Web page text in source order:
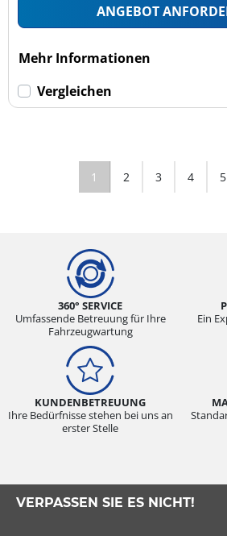
ANGEBOT
Mehr Informationen
Vergleichen
1 2 3 4 5
360° SERVICE
Umfassende Betreuung für Ihre
Fahrzeugwartung
Ein
KUNDENBETREUUNG
Ihre Bedürfnisse stehen bei uns an
erster Stelle
VERPASSEN SIE ES NICHT!